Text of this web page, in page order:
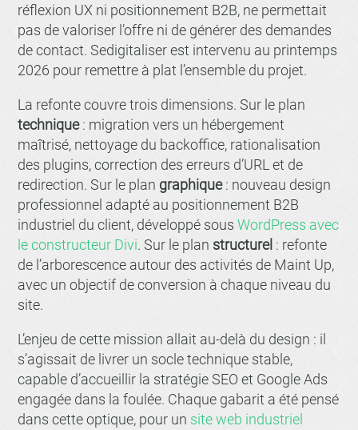
réflexion UX ni positionnement B2B, ne permettait
pas de valoriser l’offre ni de générer des demandes
de contact. Sedigitaliser est intervenu au printemps
2026 pour remettre à plat l’ensemble du projet.
La refonte couvre trois dimensions. Sur le plan
technique: migration vers un hébergement
maîtrisé, nettoyage du backoffice, rationalisation
des plugins, correction des erreurs d’URL et de
redirection. Sur le plan graphique: nouveau design
professionnel adapté au positionnement B2B
industriel du client, développé sousWordPress avec
le constructeur Divi. Sur le plan structurel : refonte
de l’arborescence autour des activités de Maint Up,
avec un objectif de conversion à chaque niveau du
site.
L’enjeu de cette mission allait au-delà du design : il
s’agissait de livrer un socle technique stable,
capable d’accueillir la stratégie SEO et Google Ads
engagée dans la foulée. Chaque gabarit a été pensé
dans cette optique, pour un site web industriel